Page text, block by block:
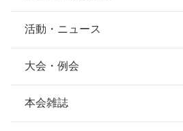
基本理念
組織について
本会の歴史
安心して治療を受けていただく
安心できる矯正歯科治療契約の
矯正歯科治療について
活動・ニュース
大会・例会
本会雑誌
香川矯正歯科クリニック
所在地
広島県呉市西